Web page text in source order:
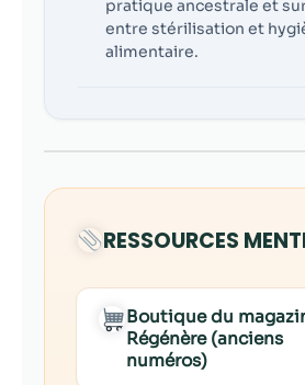
pratique ancestrale et
entre stérilisation et
alimentaire.
RESSOURCES
Boutique du
Régénère (anciens
numéros)